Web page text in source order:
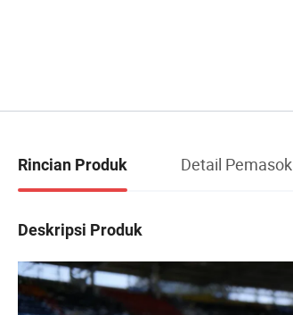
Rincian Produk Detail Pemasok
Deskripsi Produk